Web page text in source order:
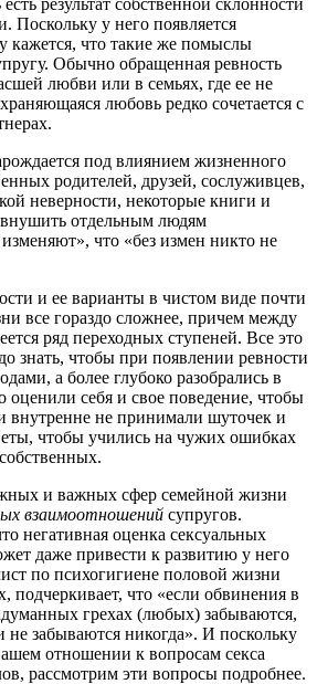
есть результат собственной склонности
Поскольку у него появляется
кажется, что такие же помыслы
Обыч­но обращенная ревность
любви или в семьях, где ее не
любовь редко сочета­ется с
под влиянием жизненного
родителей, друзей, сослуживцев,
неверности, некоторые книги и
отдельным людям
что «без измен никто не
и ее варианты в чистом виде поч­ти
все гораздо сложнее, причем между
ряд переходных ступеней. Все это
знать, чтобы при появлении ревности
а более глубоко разобрались в
оценили себя и свое поведение, чтобы
внутренне не принимали шуточек и
чтобы учились на чужих ошибках
и важных сфер семейной жизни
взаимоотношений супругов.
негативная оценка сексуальных
даже привести к развитию у него
по психогигиене половой жизни
что «если обвинения в
грехах (любых) забываются,
не забываются никогда». И поскольку
отношении к вопросам секса
рассмотрим эти вопросы подробнее.